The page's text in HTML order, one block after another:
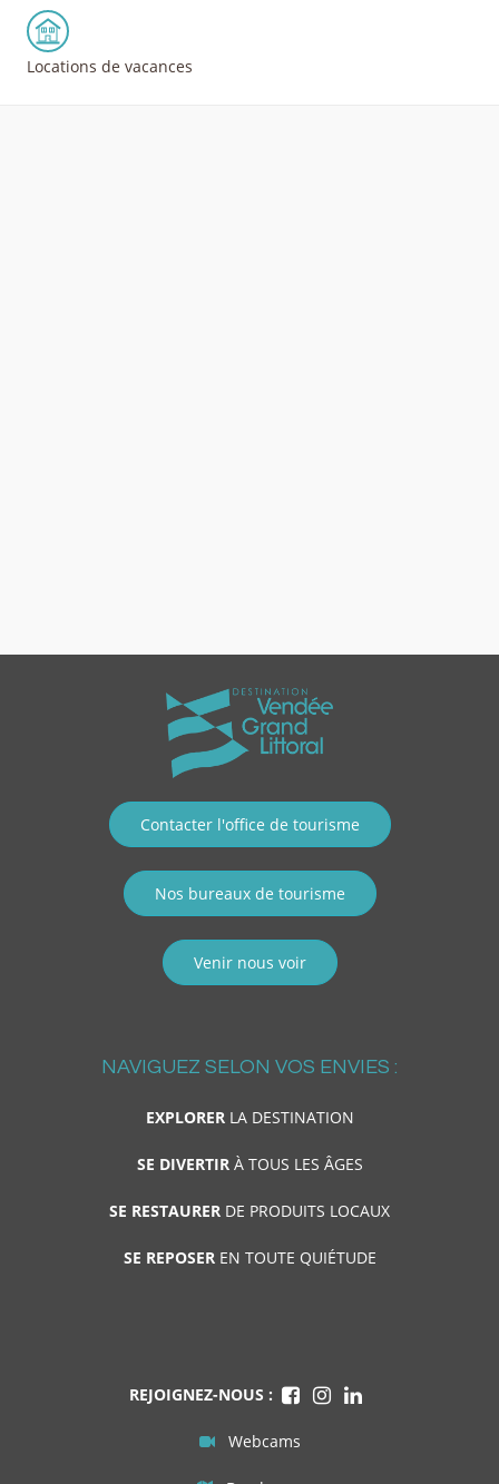
Locations de vacances
Contacter l'office de tourisme
Nos bureaux de tourisme
Venir nous voir
NAVIGUEZ SELON VOS ENVIES :
EXPLORERLA DESTINATION
SE DIVERTIRÀ TOUS LES ÂGES
SE RESTAURER DE PRODUITS LOCAUX
SE REPOSEREN TOUTE QUIÉTUDE
REJOIGNEZ-NOUS :
Webcams